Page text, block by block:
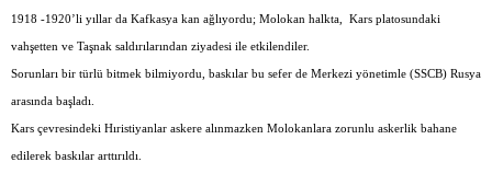
1918 -1920’li yıllar da Kafkasya kan ağlıyordu; Molokan halkta, Kars platosundaki
vahşetten ve Taşnak saldırılarından ziyadesi ile etkilendiler.
Sorunları bir türlü bitmek bilmiyordu, baskılar bu sefer de Merkezi yönetimle (SSCB) Rusya
arasında başladı.
Kars çevresindeki Hıristiyanlar askere alınmazken Molokanlara zorunlu askerlik bahane
edilerek baskılar arttırıldı.